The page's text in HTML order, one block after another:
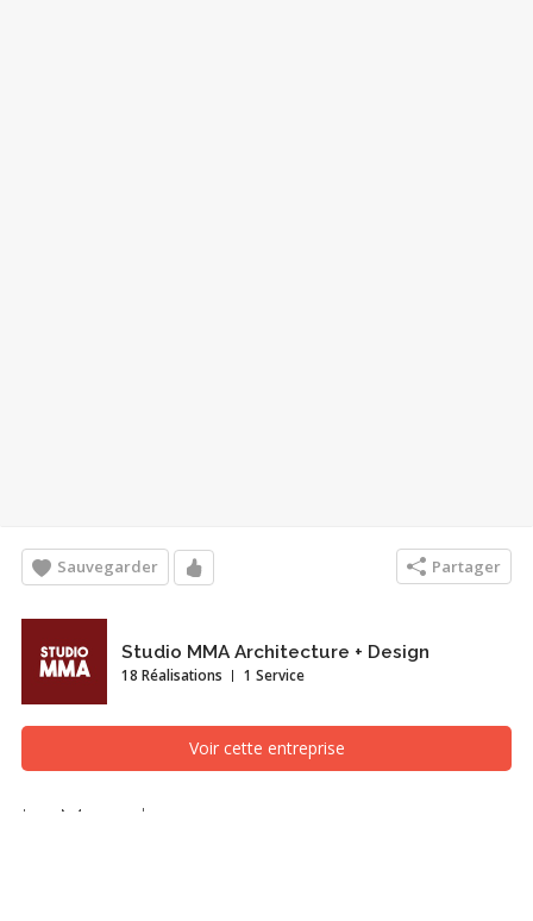
Studio MMA Architecture + Design
18 Réalisations 1 Service
Voir cette entreprise
Le Memph
Sauvegarder Partager